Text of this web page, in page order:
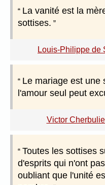
La vanité est la
sottises.
Louis-Philippe de
Le mariage est une
l'amour seul peut
Victor
Toutes les sottises
d'esprits qui n'ont
oubliant que l'unité